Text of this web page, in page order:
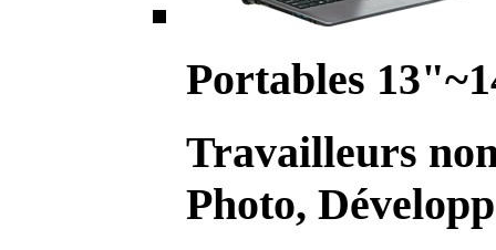
Portables
Travailleurs
Photo,